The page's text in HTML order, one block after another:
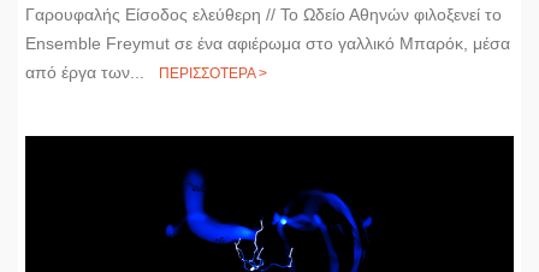
Γαρουφαλής Είσοδος ελεύθερη // Το Ωδείο Αθηνών φιλοξενεί το
Ensemble Freymut σε ένα αφιέρωμα στο γαλλικό Μπαρόκ, μέσα
από έργα των...
ΠΕΡΙΣΣΟΤΕΡΑ >